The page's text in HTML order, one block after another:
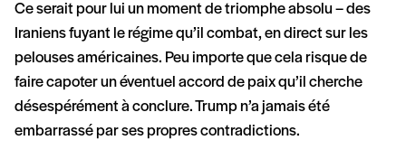
Ce serait pour lui un moment de triomphe absolu – des
Iraniens fuyant le régime qu’il combat, en direct sur les
pelouses américaines. Peu importe que cela risque de
faire capoter un éventuel accord de paix qu’il cherche
désespérément à conclure. Trump n’a jamais été
embarrassé par ses propres contradictions.